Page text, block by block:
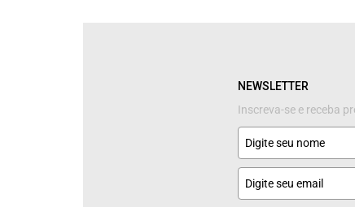
NEWSLETTER
Inscreva-se e receba